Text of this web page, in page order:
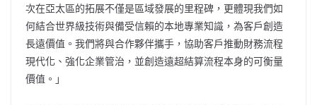
次在亞太區的拓展不僅是區域發展的里程碑，更體現我們如
何結合世界級技術與備受信賴的本地專業知識，為客戶創造
長遠價值。我們將與合作夥伴攜手，協助客戶推動財務流程
現代化、強化企業管治，並創造遠超結算流程本身的可衡量
價值。」